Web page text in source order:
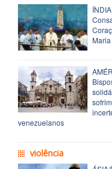
Maria
venezuelanos
violência